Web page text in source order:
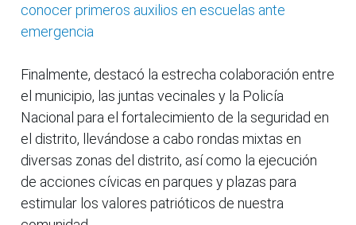
conocer primeros auxilios en escuelas ante
emergencia
Finalmente, destacó la estrecha colaboración entre
el municipio, las juntas vecinales y la Policía
Nacional para el fortalecimiento de la seguridad en
el distrito, llevándose a cabo rondas mixtas en
diversas zonas del distrito, así como la ejecución
de acciones cívicas en parques y plazas para
estimular los valores patrióticos de nuestra